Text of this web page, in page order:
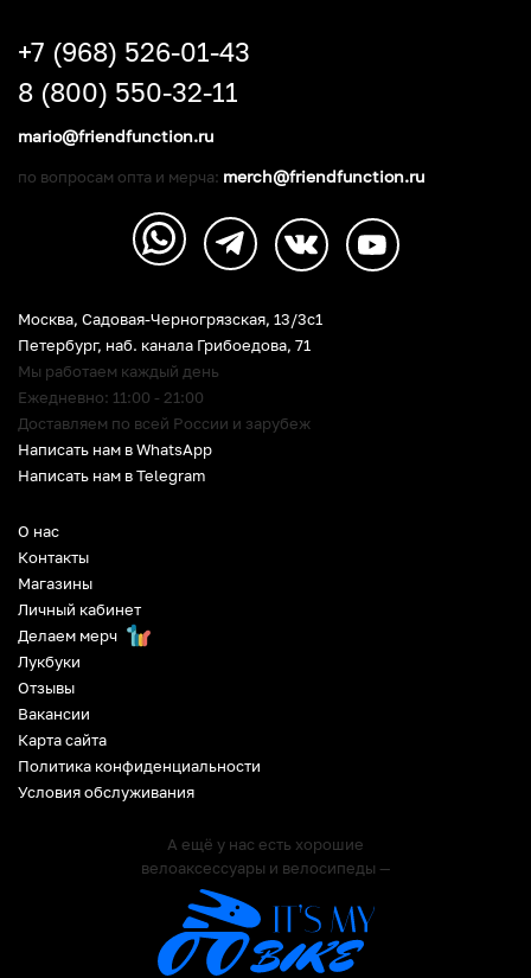
О нас
Контакты
Магазины
Личный кабинет
Делаем мерч
Лукбуки
Отзывы
Вакансии
Карта сайта
Политика конфиденциальности
Условия обслуживания
А ещё у нас есть хорошие
велоаксессуары и велосипеды —
Москва, Садовая-Черногрязская, 13/3c1
Петербург, наб. канала Грибоедова, 71
Мы работаем каждый день
Ежедневно: 11:00 - 21:00
Доставляем по всей России и зарубеж
Написать нам в WhatsApp
Написать нам в Telegram
+7 (968) 526-01-43
8 (800) 550-32-11
mario@friendfunction.ru
по вопросам опта и мерча: merch@friendfunction.ru